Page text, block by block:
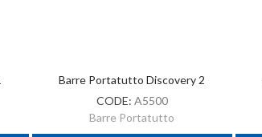
Barre Portatutto Discovery 2
CODE: A5500
Barre Portatutto